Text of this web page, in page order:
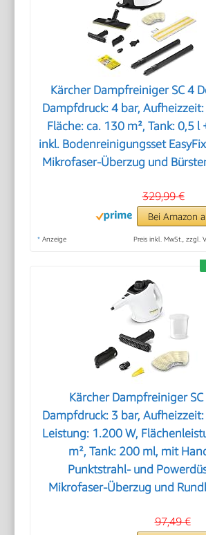
Kärcher Dampfreiniger SC 4
Dampfdruck: 4 bar,
Fläche: ca. 130 m², Tank: 0,5 l
inkl. Bodenreinigungsset
Mikrofaser-Überzug und
329,99 €
Bei Amazon
* Anzeige Preis inkl. MwSt., zzgl.
Kärcher Dampfreiniger SC
Dampfdruck: 3 bar,
Leistung: 1.200 W,
m², Tank: 200 ml, mit
Punktstrahl- und
Mikrofaser-Überzug und
97,49 €